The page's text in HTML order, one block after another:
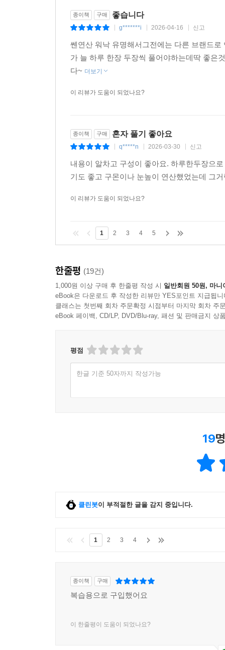
종이책 구매 좋습니다
g*******i 2026-04-16 신고
쎈연산 워낙 유명해서그전에는 다른 브랜드
가 늘 하루 한장 두장씩 풀어야하는데딱 좋은
다~ 더보기
이 리뷰가 도움이 되었나요?
종이책 구매 혼자 풀기 좋아요
q*****n 2026-03-30 신고
내용이 알차고 구성이 좋아요. 하루한두장으
기도 좋고 구몬이나 눈높이 연산했었는데 그
이 리뷰가 도움이 되었나요?
1 2 3 4 5
한줄평 (19건)
1,000원 이상 구매 후 한줄평 작성 시 일반회원 50원, 마니
eBook은 다운로드 후 작성한 리뷰만 YES포인트 지급됩니
클래스는 첫번째 회차 주문확정 시점부터 마지막 회차 주
eBook 페이백, CD/LP, DVD/Blu-ray, 패션 및 판매금지 상
평점
한글 기준 50자까지 작성가능
19
클린봇이 부적절한 글을 감지 중입니다.
1 2 3 4
종이책 구매
복습용으로 구입했어요
이 한줄평이 도움이 되었나요?